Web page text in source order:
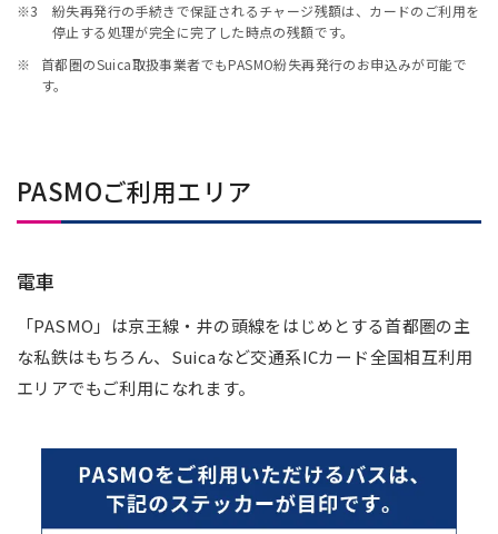
※3
紛失再発行の手続きで保証されるチャージ残額は、カードのご利用を
停止する処理が完全に完了した時点の残額です。
首都圏のSuica取扱事業者でもPASMO紛失再発行のお申込みが可能で
す。
PASMOご利用エリア
電車
「PASMO」は京王線・井の頭線をはじめとする首都圏の主
な私鉄はもちろん、Suicaなど交通系ICカード全国相互利用
エリアでもご利用になれます。